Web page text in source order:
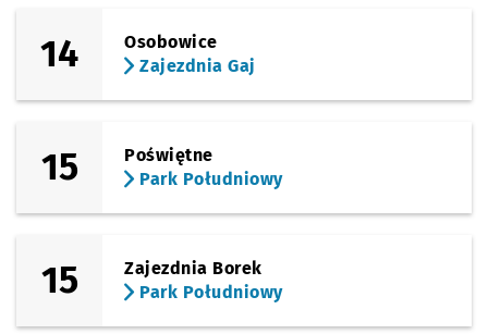
14
Osobowice
Zajezdnia Gaj
15
Poświętne
Park Południowy
15
Zajezdnia Borek
Park Południowy